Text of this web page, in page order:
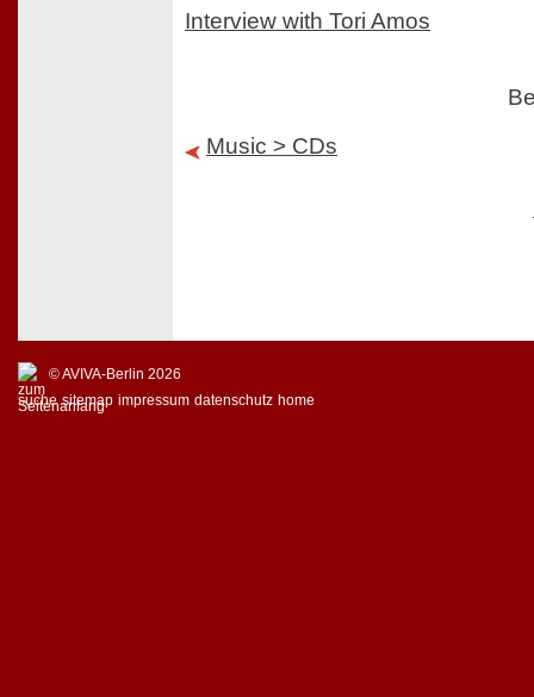
Interview with Tori Amos
Music > CDs
© AVIVA-Berlin 2026
suche sitemap impressum datenschutz home